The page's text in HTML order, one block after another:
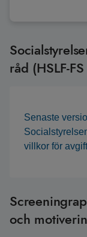
råd (HSLF-
Senaste
villkor för
och